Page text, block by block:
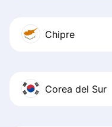
Chipre
Corea del Sur